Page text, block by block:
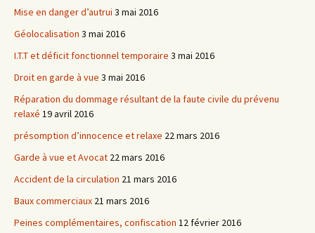
Mise en danger d’autrui 3 mai 2016
Géolocalisation 3 mai 2016
I.T.T et déficit fonctionnel temporaire 3 mai 2016
Droit en garde à vue 3 mai 2016
Réparation du dommage résultant de la faute civile du prévenu
relaxé 19 avril 2016
présomption d’innocence et relaxe 22 mars 2016
Garde à vue et Avocat 22 mars 2016
Accident de la circulation 21 mars 2016
Baux commerciaux 21 mars 2016
Peines complémentaires, confiscation 12 février 2016